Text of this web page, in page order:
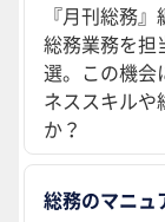
『月刊総務
総務業務を担
選。この機会
ネススキルや
か？
総務のマニュ